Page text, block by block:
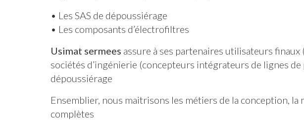
• Les SAS de dépoussiérage
• Les composants d’électrofiltres
Usimat sermees assure à ses partenaires utilisateurs
sociétés d’ingénierie (concepteurs intégrateurs de lignes
dépoussiérage
Ensemblier, nous maitrisons les métiers de la conception,
complètes